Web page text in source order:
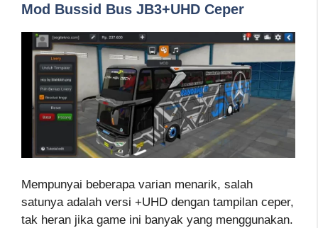
Mod Bussid Bus JB3+UHD Ceper
Mempunyai beberapa varian menarik, salah
satunya adalah versi +UHD dengan tampilan ceper,
tak heran jika game ini banyak yang menggunakan.